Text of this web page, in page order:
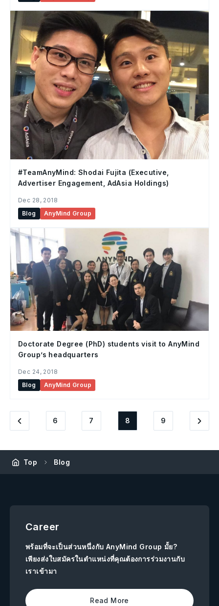
#TeamAnyMind: Shodai Fujita (Executive,
Advertiser Engagement, AdAsia Holdings)
Dec 28, 2018
Blog
AnyMind Group
Doctorate Degree (PhD) students visit to AnyMind
Group’s headquarters
Dec 24, 2018
Blog
AnyMind Group
6 7 8 9
Top Blog
Career
พร้อมที่จะเป็นส่วนหนึ่งกับ AnyMind Group มั้ย?
เพียงส่งใบสมัครในตำแหน่งที่คุณต้องการร่วมงานกับ
เราเข้ามา
Read More